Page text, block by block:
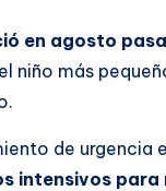
en agosto
niño más
de urgencia
intensivos